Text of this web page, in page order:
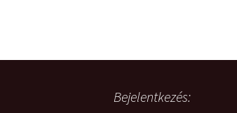
Bejelentkezés: